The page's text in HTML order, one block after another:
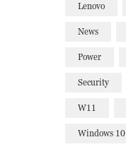
Lenovo
News
Power
Security
W11
Windows 10